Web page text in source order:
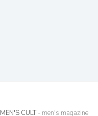
MEN'S CULT- men's magazine